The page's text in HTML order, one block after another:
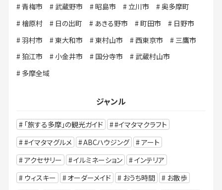
青梅市
武蔵野市 昭島市 立川市
奥多摩町
檜原村
日の出町 あきる野市 町田市
日野市
羽村市
東大和市 東村山市 西東京市
三鷹市
狛江市
小金井市 国分寺市
武蔵村山市
多摩全域
ジャンル
「旅する多摩」の観光ガイド
#イマタマクラフト
#イマタマグルメ
ABCハウジング
アート
アクセサリー
イルミネーション
インテリア
ウィスキー
オーダーメイド おうち時間
お散歩